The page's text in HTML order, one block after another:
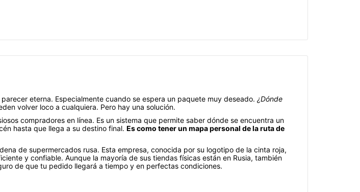
eterna. Especialmente cuando se espera un paquete muy deseado. ¿Dónde
volver loco a cualquiera. Pero hay una solución.
compradores en línea. Es un sistema que permite saber dónde se encuentra un
hasta que llega a su destino final. Es como tener un mapa personal de la ruta de
de supermercados rusa. Esta empresa, conocida por su logotipo de la cinta roja,
y confiable. Aunque la mayoría de sus tiendas físicas están en Rusia, también
de que tu pedido llegará a tiempo y en perfectas condiciones.